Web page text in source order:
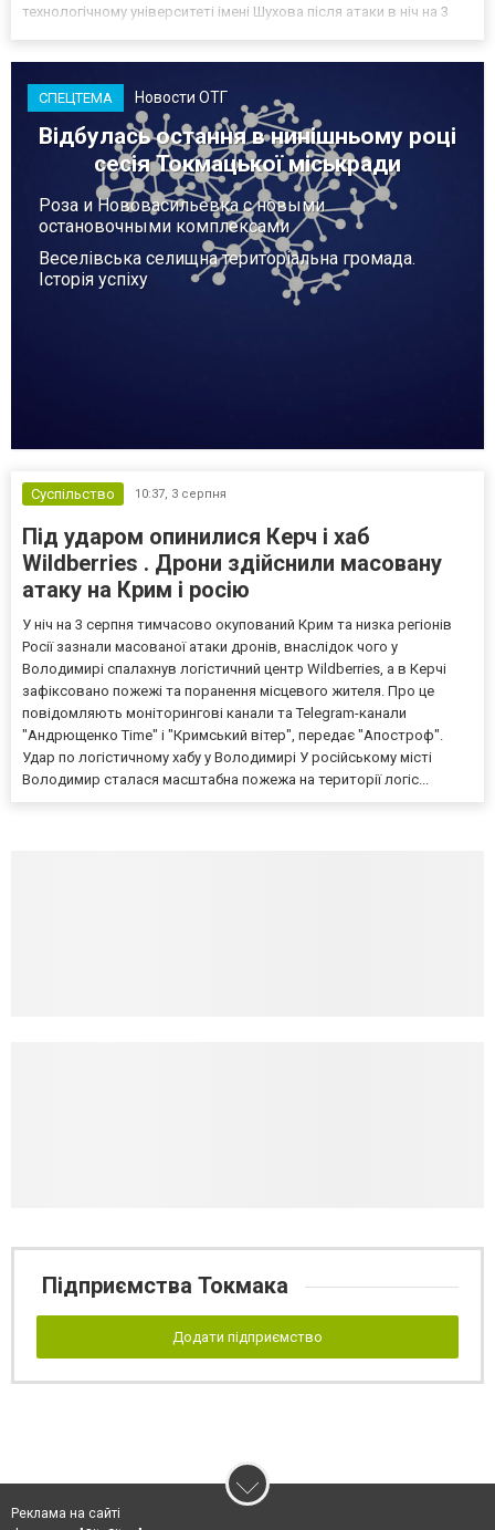
технологічному університеті імені Шухова після атаки в ніч на 3
СПЕЦТЕМА Новости ОТГ
Відбулась остання в нинішньому році
сесія Токмацької міськради
Роза и Нововасильевка с новыми
остановочными комплексами
Веселівська селищна територіальна громада.
Історія успіху
Суспільство 10:37, 3 серпня
Під ударом опинилися Керч і хаб
Wildberries . Дрони здійснили масовану
атаку на Крим і росію
У ніч на 3 серпня тимчасово окупований Крим та низка регіонів
Росії зазнали масованої атаки дронів, внаслідок чого у
Володимирі спалахнув логістичний центр Wildberries, а в Керчі
зафіксовано пожежі та поранення місцевого жителя. Про це
повідомляють моніторингові канали та Telegram-канали
"Андрющенко Time" і "Кримський вітер", передає "Апостроф".
Удар по логістичному хабу у Володимирі У російському місті
Володимир сталася масштабна пожежа на території логіс...
Підприємства Токмака
Додати підприємство
Реклама на сайті